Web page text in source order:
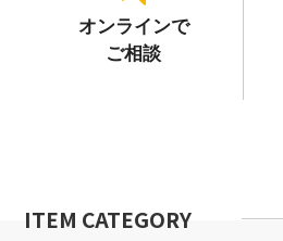
オンラインで
ご相談
ITEM CATEGORY